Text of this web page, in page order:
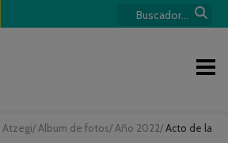
Atzegi/ Album de fotos/ Año 2022/Acto de la